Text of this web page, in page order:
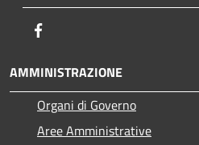
AMMINISTRAZIONE
Organi di Governo
Aree Amministrative